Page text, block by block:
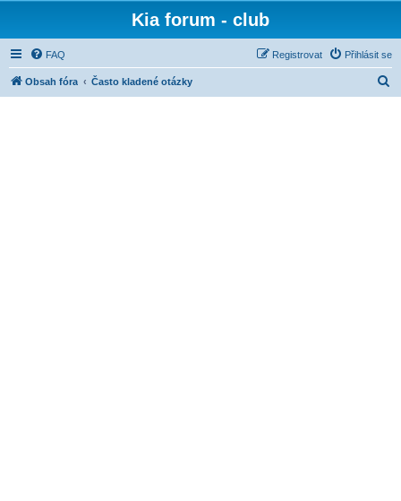
Kia forum - club
FAQ Přihlásit se
Registrovat
Obsah fóra Často kladené otázky